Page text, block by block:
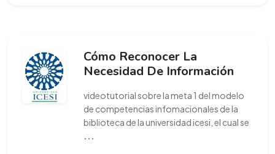
Cómo Reconocer La
Necesidad De Información
videotutorial sobre la meta 1 del modelo
de competencias infomacionales de la
biblioteca de la universidad icesi, el cual se
...